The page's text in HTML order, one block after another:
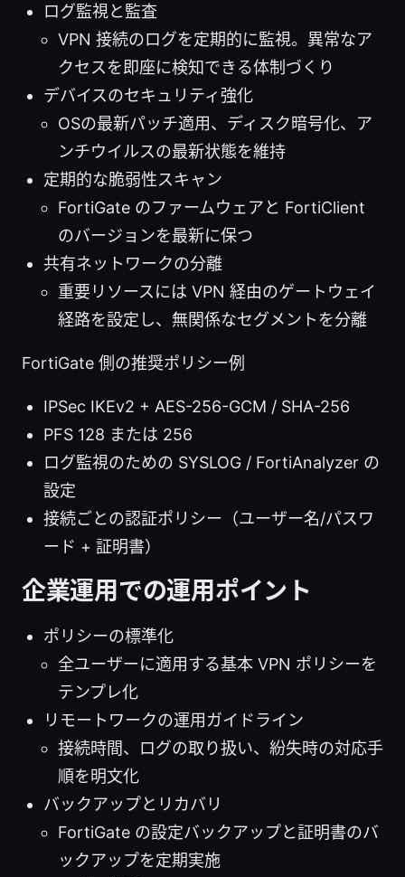
ログ監視と監査
VPN 接続のログを定期的に監視。異常なア
クセスを即座に検知できる体制づくり
デバイスのセキュリティ強化
OSの最新パッチ適用、ディスク暗号化、ア
ンチウイルスの最新状態を維持
定期的な脆弱性スキャン
FortiGate のファームウェアと FortiClient
のバージョンを最新に保つ
共有ネットワークの分離
重要リソースには VPN 経由のゲートウェイ
経路を設定し、無関係なセグメントを分離
FortiGate 側の推奨ポリシー例
IPSec IKEv2 + AES-256-GCM / SHA-256
PFS 128 または 256
ログ監視のための SYSLOG / FortiAnalyzer の
設定
接続ごとの認証ポリシー（ユーザー名/パスワ
ード + 証明書）
企業運用での運用ポイント
ポリシーの標準化
全ユーザーに適用する基本 VPN ポリシーを
テンプレ化
リモートワークの運用ガイドライン
接続時間、ログの取り扱い、紛失時の対応手
順を明文化
バックアップとリカバリ
FortiGate の設定バックアップと証明書のバ
ックアップを定期実施